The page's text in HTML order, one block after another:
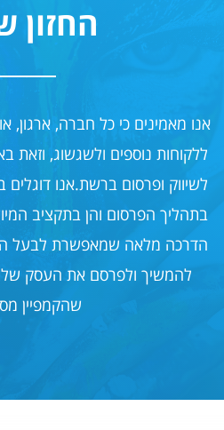
החזון
אנו מאמינים כי כל חברה, ארגון,
ללקוחות נוספים ולשגשוג, וזאת
לשיווק ופרסום ברשת.אנו דוגלים
בתהליך הפרסום והן בתקציב
הדרכה מלאה שמאפשרת לבעל
להמשיך ולפרסם את העסק
שהקמפיין